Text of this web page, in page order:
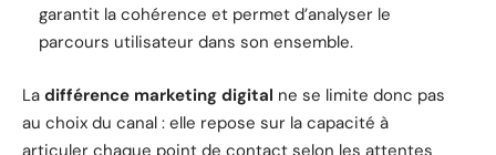
garantit la cohérence et permet d’analyser le
parcours utilisateur dans son ensemble.
La différence marketing digital ne se limite donc pas
au choix du canal : elle repose sur la capacité à
articuler chaque point de contact selon les attentes